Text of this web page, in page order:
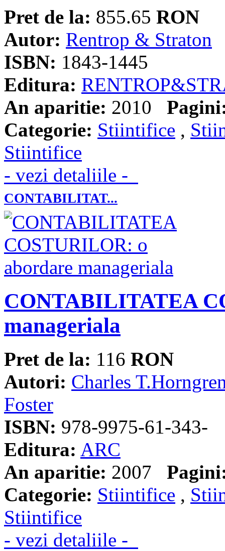
Pret de la: 855.65 RON
Autor: Rentrop & Straton
ISBN: 1843-1445
Editura:
An aparitie: 2010
Categorie: Stiintifice ,
Stiintifice
- vezi detaliile -
CONTABILITAT...
CONTABILITATEA
manageriala
Pret de la: 116 RON
Autori: Charles
Foster
ISBN: 978-9975-61-343-
Editura: ARC
An aparitie: 2007
Categorie: Stiintifice ,
Stiintifice
- vezi detaliile -